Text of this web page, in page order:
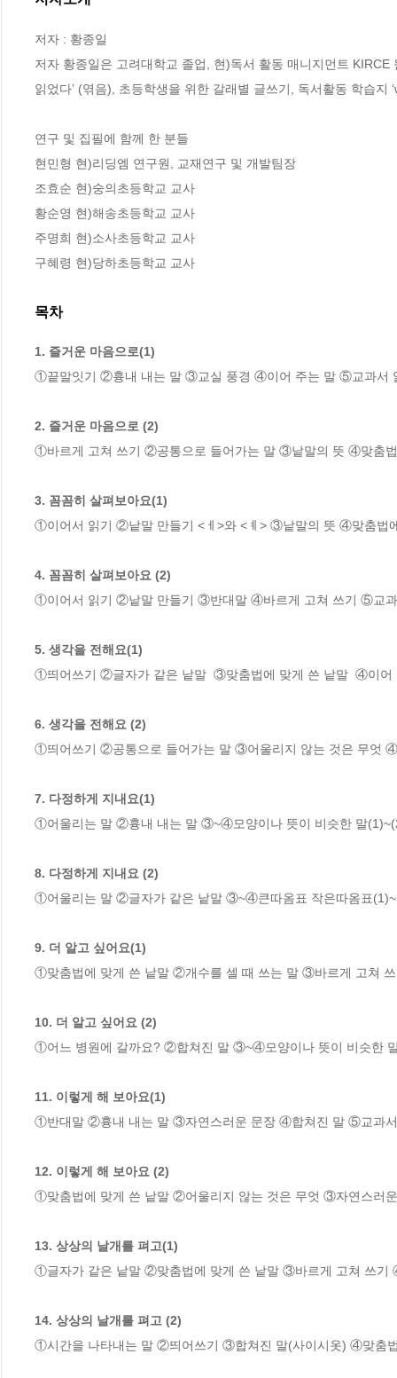
저자 : 황종일
저자 황종일은 고려대학교 졸업, 현)독서 활동 매니지먼트
읽었다’ (엮음), 초등학생을 위한 갈래별 글쓰기, 독서활동 학습지
연구 및 집필에 함께 한 분들
현민형 현)리딩엠 연구원, 교재연구 및 개발팀장
조효순 현)숭의초등학교 교사
황순영 현)해송초등학교 교사
주명희 현)소사초등학교 교사
구혜령 현)당하초등학교 교사
목차
1. 즐거운 마음으로(1)
①끝말잇기 ②흉내 내는 말 ③교실 풍경 ④이어 주는 말 ⑤교과서
2. 즐거운 마음으로 (2)
①바르게 고쳐 쓰기 ②공통으로 들어가는 말 ③낱말의 뜻 ④맞춤
3. 꼼꼼히 살펴보아요(1)
①이어서 읽기 ②낱말 만들기 <ㅔ>와 <ㅖ> ③낱말의 뜻 ④맞춤법
4. 꼼꼼히 살펴보아요 (2)
①이어서 읽기 ②낱말 만들기 ③반대말 ④바르게 고쳐 쓰기 ⑤교
5. 생각을 전해요(1)
①띄어쓰기 ②글자가 같은 낱말  ③맞춤법에 맞게 쓴 낱말  ④이
6. 생각을 전해요 (2)
①띄어쓰기 ②공통으로 들어가는 말 ③어울리지 않는 것은 무엇
7. 다정하게 지내요(1)
①어울리는 말 ②흉내 내는 말 ③~④모양이나 뜻이 비슷한 말
8. 다정하게 지내요 (2)
①어울리는 말 ②글자가 같은 낱말 ③~④큰따옴표 작은따옴표
9. 더 알고 싶어요(1)
①맞춤법에 맞게 쓴 낱말 ②개수를 셀 때 쓰는 말 ③바르게 고쳐
10. 더 알고 싶어요 (2)
①어느 병원에 갈까요? ②합쳐진 말 ③~④모양이나 뜻이 비슷한
11. 이렇게 해 보아요(1)
①반대말 ②흉내 내는 말 ③자연스러운 문장 ④합쳐진 말 ⑤교과
12. 이렇게 해 보아요 (2)
①맞춤법에 맞게 쓴 낱말 ②어울리지 않는 것은 무엇 ③자연스러
13. 상상의 날개를 펴고(1)
①글자가 같은 낱말 ②맞춤법에 맞게 쓴 낱말 ③바르게 고쳐 쓰
14. 상상의 날개를 펴고 (2)
①시간을 나타내는 말 ②띄어쓰기 ③합쳐진 말(사이시옷) ④맞춤